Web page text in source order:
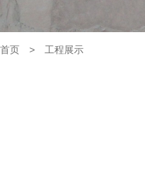
首页 > 工程展示